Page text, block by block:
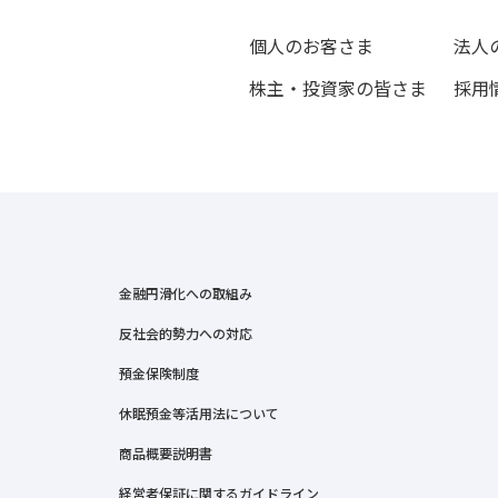
個人のお客さま
法人
株主・投資家の皆さま
採用
金融円滑化への取組み
反社会的勢力への対応
預金保険制度
休眠預金等活用法について
商品概要説明書
経営者保証に関するガイドライン